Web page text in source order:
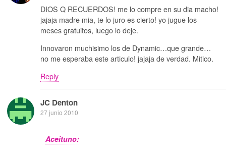
DIOS Q RECUERDOS! me lo compre en su dia macho!
jajaja madre mia, te lo juro es cierto! yo jugue los
meses gratuitos, luego lo deje.
Innovaron muchisimo los de Dynamic…que grande…
no me esperaba este articulo! jajaja de verdad. Mitico.
Reply
JC Denton
27 junio 2010
Aceituno: